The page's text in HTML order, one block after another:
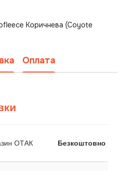
Коричнева (Coyote
Оплата
ОТАК Безкоштовно